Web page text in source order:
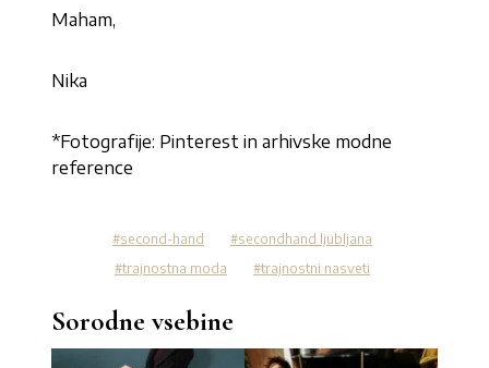
Maham,
Nika
*Fotografije: Pinterest in arhivske modne
reference
second-hand
secondhand ljubljana
trajnostna moda
trajnostni nasveti
Sorodne vsebine